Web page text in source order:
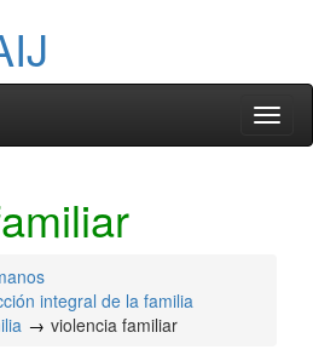
integral de la familia
violencia familiar